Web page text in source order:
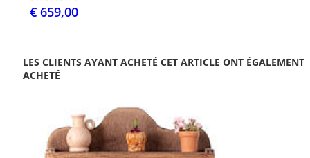
€ 659,00
LES CLIENTS AYANT ACHETÉ CET ARTICLE ONT ÉGALEMENT
ACHETÉ